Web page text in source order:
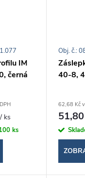
IM
černá
/ ks
ks
40-8,
62,68 Kč
Obj. č.: